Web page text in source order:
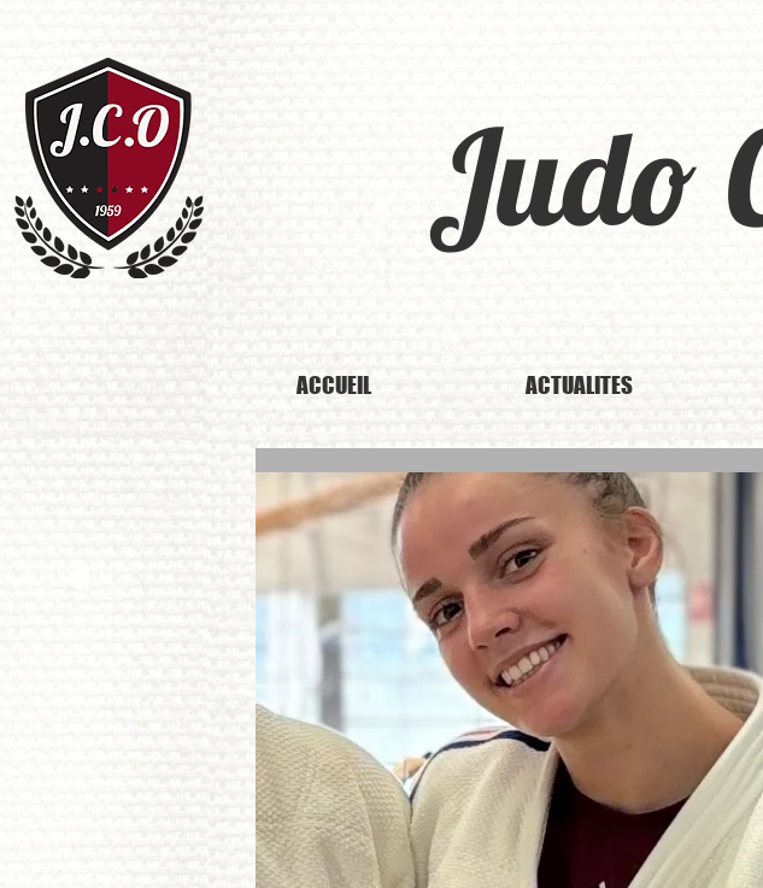
Judo
ACCUEIL ACTUALITES